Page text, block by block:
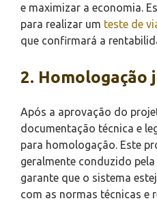
e maximizar a economia.
para realizar um teste de
que confirmará a
2. Homologação
Após a aprovação do
documentação técnica e
para homologação. Este
geralmente conduzido
garante que o sistema
com as normas técnicas e